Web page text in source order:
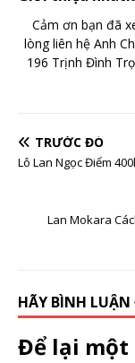
Cảm ơn bạn đã
lòng liên hệ Anh
196 Trịnh Đình
TRƯỚC ĐÓ
Lô Lan Ngọc Điểm
Lan Mokara
HÃY BÌNH
Để lại một